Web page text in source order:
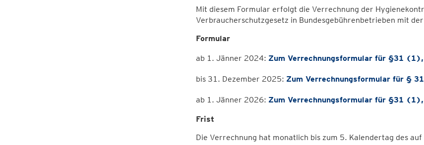
Mit diesem Formular erfolgt die Verrechnung der
Verbraucherschutzgesetz in Bundesgebührenbetrieben mit
Formular
ab 1. Jänner 2024: Zum Verrechnungsformular für §31 (1),
bis 31. Dezember 2025: Zum Verrechnungsformular für §
ab 1. Jänner 2026: Zum Verrechnungsformular für §31 (1),
Frist
Die Verrechnung hat monatlich bis zum 5. Kalendertag des